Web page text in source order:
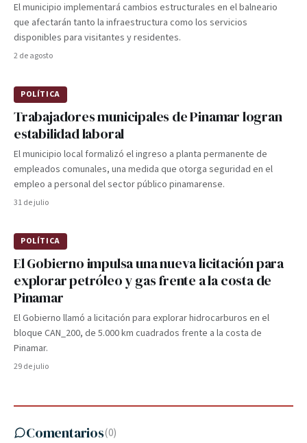
El municipio implementará cambios estructurales en el balneario
que afectarán tanto la infraestructura como los servicios
disponibles para visitantes y residentes.
2 de agosto
POLÍTICA
Trabajadores municipales de Pinamar logran
estabilidad laboral
El municipio local formalizó el ingreso a planta permanente de
empleados comunales, una medida que otorga seguridad en el
empleo a personal del sector público pinamarense.
31 de julio
POLÍTICA
El Gobierno impulsa una nueva licitación para
explorar petróleo y gas frente a la costa de
Pinamar
El Gobierno llamó a licitación para explorar hidrocarburos en el
bloque CAN_200, de 5.000 km cuadrados frente a la costa de
Pinamar.
29 de julio
Comentarios(0)